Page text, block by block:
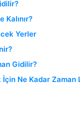
Kalınır?
Yerler
Gidilir?
İçin Ne Kadar Zaman